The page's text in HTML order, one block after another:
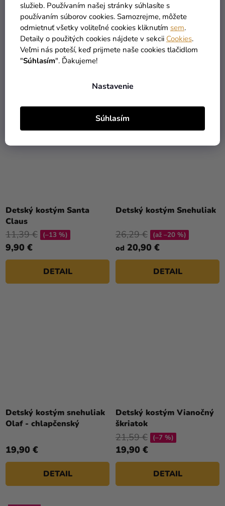
služieb. Používaním našej stránky súhlasíte s
používaním súborov cookies. Samozrejme, môžete
odmietnuť všetky voliteľné cookies kliknutím sem.
Detaily o použitých cookies nájdete v sekcii Cookies.
Veľmi nás poteší, keď prijmete naše cookies tlačidlom
"Súhlasím". Ďakujeme!
Nastavenie
Súhlasím
Detský kostým pre
najmenších - Elf baby
23,90 €
Detský kostým pre
najmenších - Santa Claus
baby
29,90 €
Detský kostým Santa
Claus
9,90 €
11,39 € (–13 %)
DETAIL
Detský kostým Snehuliak
od 20,90 €
26,29 € (až –20 %)
DETAIL
Detský kostým snehuliak
Olaf - chlapčenský
19,90 €
DETAIL
Detský kostým Vianočný
škriatok
19,90 €
21,59 € (–7 %)
DETAIL